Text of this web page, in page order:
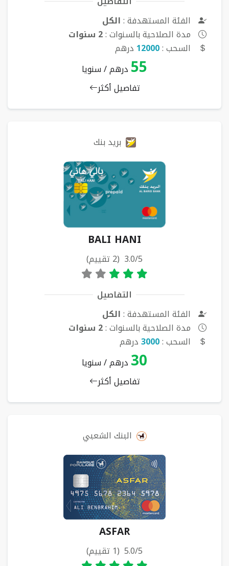
الفئة المستهدفة :الكل
مدة الصلاحية بالسنوات :2 سنوات
السحب :12000 درهم
55 درهم / سنويا
تفاصيل أكثر
بريد بنك
BALI HANI
3.0/5 (2 تقييم)
التفاصيل
الفئة المستهدفة :الكل
مدة الصلاحية بالسنوات :2 سنوات
السحب :3000درهم
30 درهم / سنويا
تفاصيل أكثر
البنك الشعبي
ASFAR
5.0/5 (1 تقييم)